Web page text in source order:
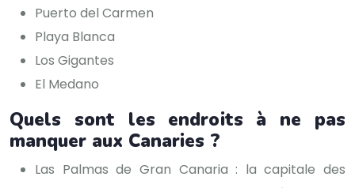
Puerto del Carmen
Playa Blanca
Los Gigantes
El Medano
Quels sont les endroits à ne pas
manquer aux Canaries ?
Las Palmas de Gran Canaria : la capitale des